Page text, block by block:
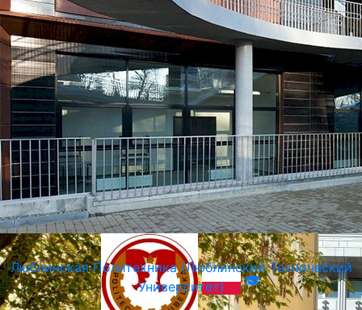
SWPS Университет Социальных и Гуманитарных Наук
Варшава, Польша
Люблинская Политехника (Люблинский Технический
Университет)